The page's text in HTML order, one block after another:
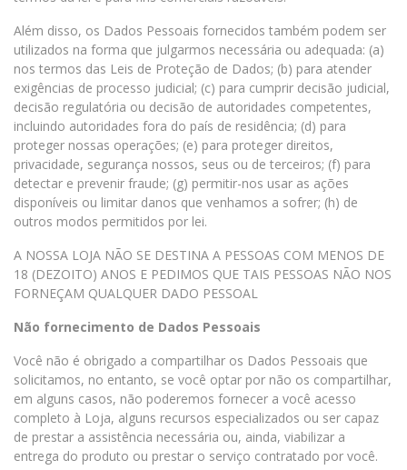
Além disso, os Dados Pessoais fornecidos também podem ser
utilizados na forma que julgarmos necessária ou adequada: (a)
nos termos das Leis de Proteção de Dados; (b) para atender
exigências de processo judicial; (c) para cumprir decisão judicial,
decisão regulatória ou decisão de autoridades competentes,
incluindo autoridades fora do país de residência; (d) para
proteger nossas operações; (e) para proteger direitos,
privacidade, segurança nossos, seus ou de terceiros; (f) para
detectar e prevenir fraude; (g) permitir-nos usar as ações
disponíveis ou limitar danos que venhamos a sofrer; (h) de
outros modos permitidos por lei.
A NOSSA LOJA NÃO SE DESTINA A PESSOAS COM MENOS DE
18 (DEZOITO) ANOS E PEDIMOS QUE TAIS PESSOAS NÃO NOS
FORNEÇAM QUALQUER DADO PESSOAL
Não fornecimento de Dados Pessoais
Você não é obrigado a compartilhar os Dados Pessoais que
solicitamos, no entanto, se você optar por não os compartilhar,
em alguns casos, não poderemos fornecer a você acesso
completo à Loja, alguns recursos especializados ou ser capaz
de prestar a assistência necessária ou, ainda, viabilizar a
entrega do produto ou prestar o serviço contratado por você.